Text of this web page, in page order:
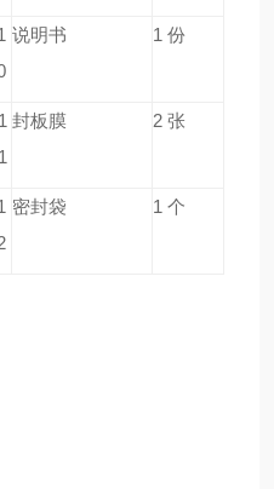
说明书 1 份
1
1
封板膜 2 张
密封袋 1 个